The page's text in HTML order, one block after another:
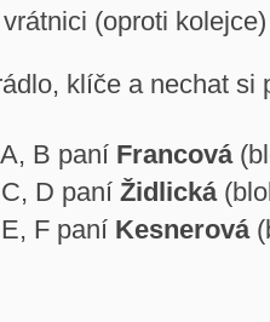
(oproti
klíče a nechat si
B paní Francová
D paní Židlická
F paní Kesnerová